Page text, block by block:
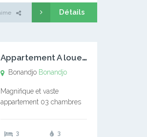
Détails
A
ppartement A louer Bonandjo
Bonandjo Bonandjo
Magnifique et vaste
appartement 03 chambres
douches 01 vaste salon 01
3
3